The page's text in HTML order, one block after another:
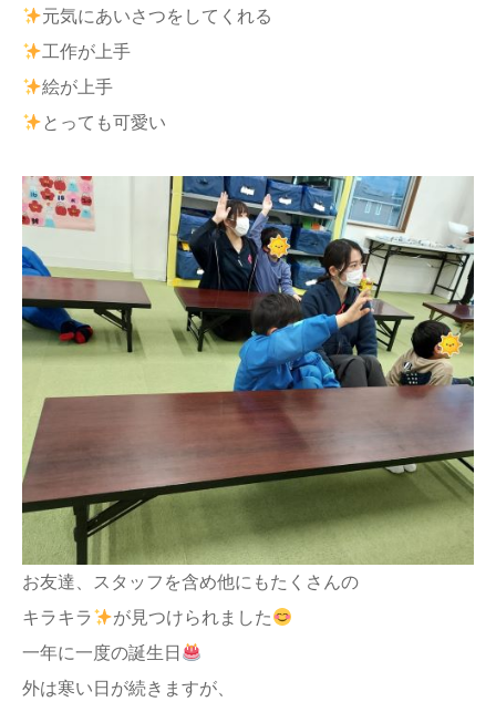
元気にあいさつをしてくれる
工作が上手
絵が上手
とっても可愛い
お友達、スタッフを含め他にもたくさんの
キラキラ
が見つけられました
一年に一度の誕生日
外は寒い日が続きますが、